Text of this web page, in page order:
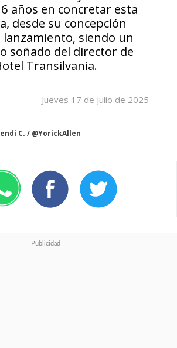
años en concretar esta
desde su concepción
lanzamiento, siendo un
soñado del director de
Transilvania.
Jueves 17 de julio de 2025
C. / @YorickAllen